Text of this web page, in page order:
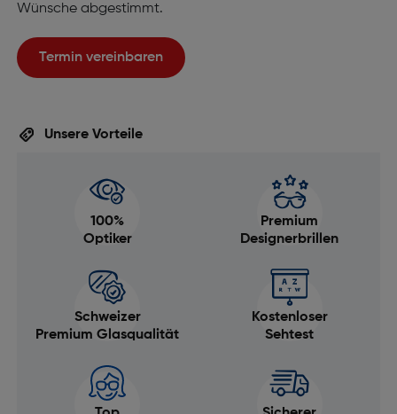
Wünsche abgestimmt.
Termin vereinbaren
Unsere Vorteile
100%
Optiker
Premium
Designerbrillen
Schweizer
Premium Glasqualität
Kostenloser
Sehtest